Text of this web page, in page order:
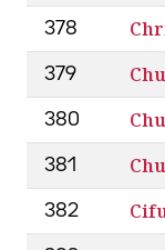
378
379
380
381
382